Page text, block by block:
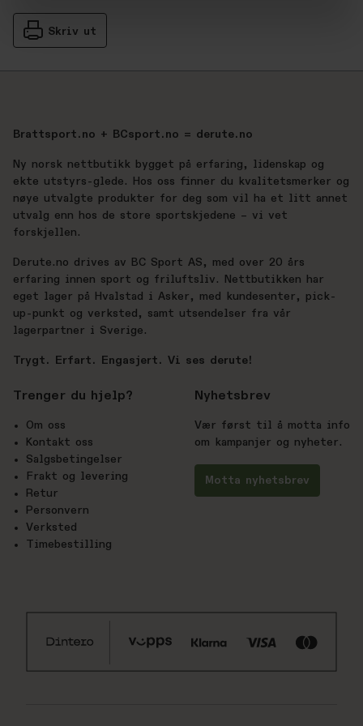
Skriv ut
Brattsport.no + BCsport.no = derute.no
Ny norsk nettbutikk bygget på erfaring, lidenskap og
ekte utstyrs-glede. Hos oss finner du kvalitetsmerker og
nøye utvalgte produkter for deg som vil ha et litt annet
utvalg enn hos de store sportskjedene – vi vet
forskjellen.
Derute.no drives av BC Sport AS, med over 20 års
erfaring innen sport og friluftsliv. Nettbutikken har
eget lager på Hvalstad i Asker, med kundesenter, pick-
up-punkt og verksted, samt utsendelser fra vår
lagerpartner i Sverige.
Trygt. Erfart. Engasjert. Vi ses derute!
Trenger du hjelp?
Om oss
Kontakt oss
Salgsbetingelser
Frakt og levering
Retur
Personvern
Verksted
Timebestilling
Nyhetsbrev
Vær først til å motta info
om kampanjer og nyheter.
Motta nyhetsbrev